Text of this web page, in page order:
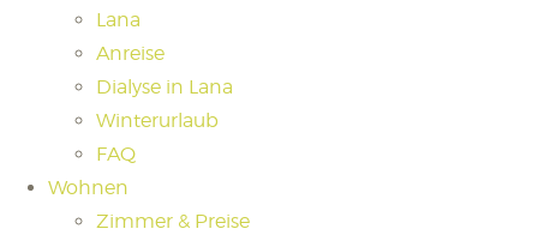
Lana
Anreise
Dialyse in Lana
Winterurlaub
FAQ
Wohnen
Zimmer & Preise